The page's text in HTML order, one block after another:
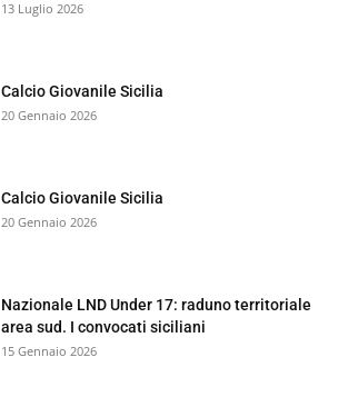
13 Luglio 2026
Calcio Giovanile Sicilia
20 Gennaio 2026
Calcio Giovanile Sicilia
20 Gennaio 2026
Nazionale LND Under 17: raduno territoriale
area sud. I convocati siciliani
15 Gennaio 2026